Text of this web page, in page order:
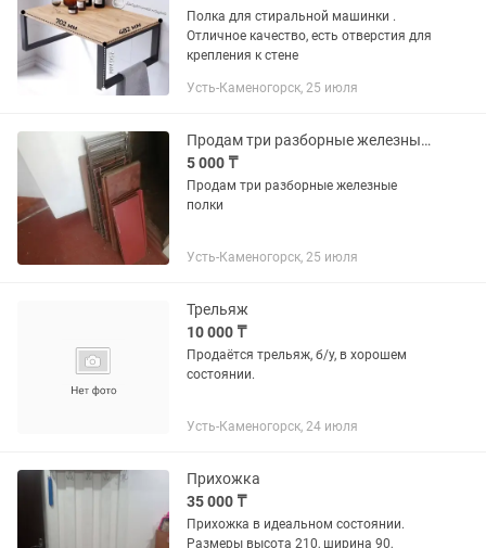
Полка для стиральной машинки .
Отличное качество, есть отверстия для
крепления к стене
Усть-Каменогорск, 25 июля
Продам три разборные железные полки
5 000 ₸
Продам три разборные железные
полки
Усть-Каменогорск, 25 июля
Трельяж
10 000 ₸
Продаётся трельяж, б/у, в хорошем
состоянии.
Усть-Каменогорск, 24 июля
Прихожка
35 000 ₸
Прихожка в идеальном состоянии.
Размеры высота 210, ширина 90,